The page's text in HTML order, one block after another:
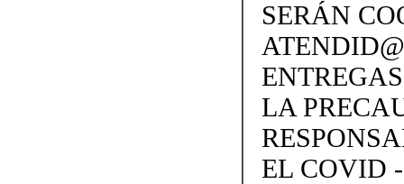
SERÁN
LA
EL COVID